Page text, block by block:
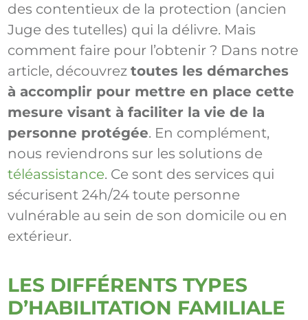
des contentieux de la protection (ancien
Juge des tutelles) qui la délivre. Mais
comment faire pour l’obtenir ? Dans notre
article, découvreztoutes les démarches
à accomplir pour mettre en place cette
mesure visant à faciliter la vie de la
personne protégée. En complément,
nous reviendrons sur les solutions de
téléassistance. Ce sont des services qui
sécurisent 24h/24 toute personne
vulnérable au sein de son domicile ou en
extérieur.
LES DIFFÉRENTS TYPES
D’HABILITATION FAMILIALE